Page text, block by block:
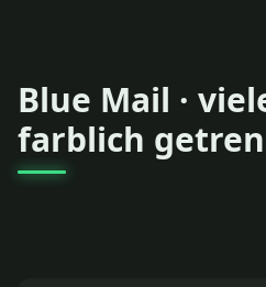
Blue Mail ·
farblich